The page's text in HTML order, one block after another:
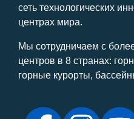
сеть технологических
центрах мира.
Мы сотрудничаем с
центров в 8 странах:
горные курорты,